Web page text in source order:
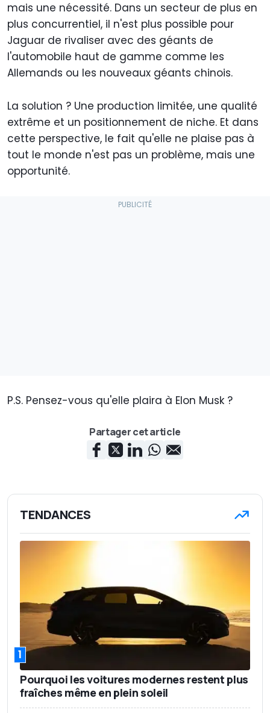
mais une nécessité. Dans un secteur de plus en
plus concurrentiel, il n'est plus possible pour
Jaguar de rivaliser avec des géants de
l'automobile haut de gamme comme les
Allemands ou les nouveaux géants chinois.
La solution ? Une production limitée, une qualité
extrême et un positionnement de niche. Et dans
cette perspective, le fait qu'elle ne plaise pas à
tout le monde n'est pas un problème, mais une
opportunité.
P.S. Pensez-vous qu'elle plaira à Elon Musk ?
Partager cet article
TENDANCES
1
Pourquoi les voitures modernes restent plus
fraîches même en plein soleil